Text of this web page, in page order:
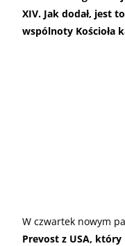
XIV. Jak dodał, jest
wspólnoty Kościoła
W czwartek nowym
Prevost z USA, który